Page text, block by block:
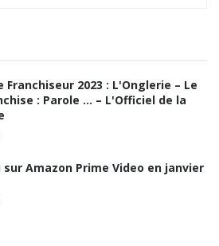
Franchiseur 2023 : L'Onglerie – Le
: Parole … – L'Officiel de la
sur Amazon Prime Video en janvier